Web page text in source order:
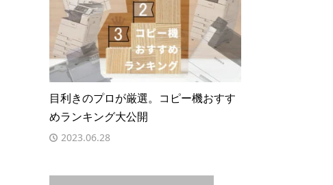
目利きのプロが厳選。コピー機おすす
めランキング大公開
2023.06.28